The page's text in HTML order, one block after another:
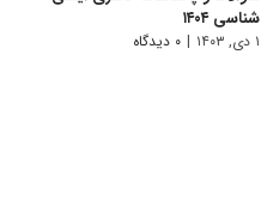
شناسی ۱۴۰۴
۱ دی, ۱۴۰۳ | ۰ دیدگاه